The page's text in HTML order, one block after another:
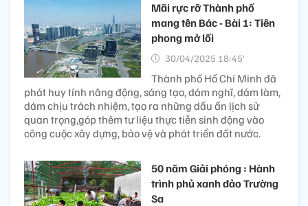
Mãi rực rỡ Thành phố
mang tên Bác - Bài 1: Tiên
phong mở lối
30/04/2025 18:45’
Thành phố Hồ Chí Minh đã
phát huy tính năng động, sáng tạo, dám nghĩ, dám làm,
dám chịu trách nhiệm, tạo ra những dấu ấn lịch sử
quan trọng,góp thêm tư liệu thực tiễn sinh động vào
công cuộc xây dựng, bảo vệ và phát triển đất nước.
50 năm Giải phóng : Hành
trình phủ xanh đảo Trường
Sa